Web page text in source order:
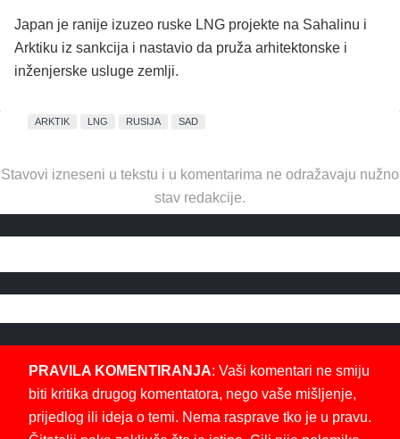
Japan je ranije izuzeo ruske LNG projekte na Sahalinu i
Arktiku iz sankcija i nastavio da pruža arhitektonske i
inženjerske usluge zemlji.
ARKTIK LNG RUSIJA SAD
Stavovi izneseni u tekstu i u komentarima ne odražavaju nužno
stav redakcije.
PRAVILA KOMENTIRANJA: Vaši komentari ne smiju
biti kritika drugog komentatora, nego vaše mišljenje,
prijedlog ili ideja o temi. Nema rasprave tko je u pravu.